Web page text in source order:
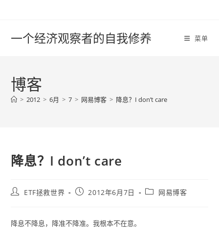
一个经济观察者的自我修养 菜单
博客
> 2012 > 6月 > 7 > 网易博客 > 降息？I don’t care
降息？I don’t care
PostETF拯救世界
Post2012年6月7日
Post网易博客
降息不降息，降准不降准。我根本不在意。